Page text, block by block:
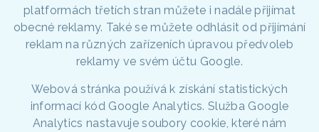
platformách třetích stran můžete i nadále přijímat
obecné reklamy. Také se můžete odhlásit od přijímání
reklam na různých zařízeních úpravou předvoleb
reklamy ve svém účtu Google.
Webová stránka používá k získání statistických
informací kód Google Analytics. Služba Google
Analytics nastavuje soubory cookie, které nám